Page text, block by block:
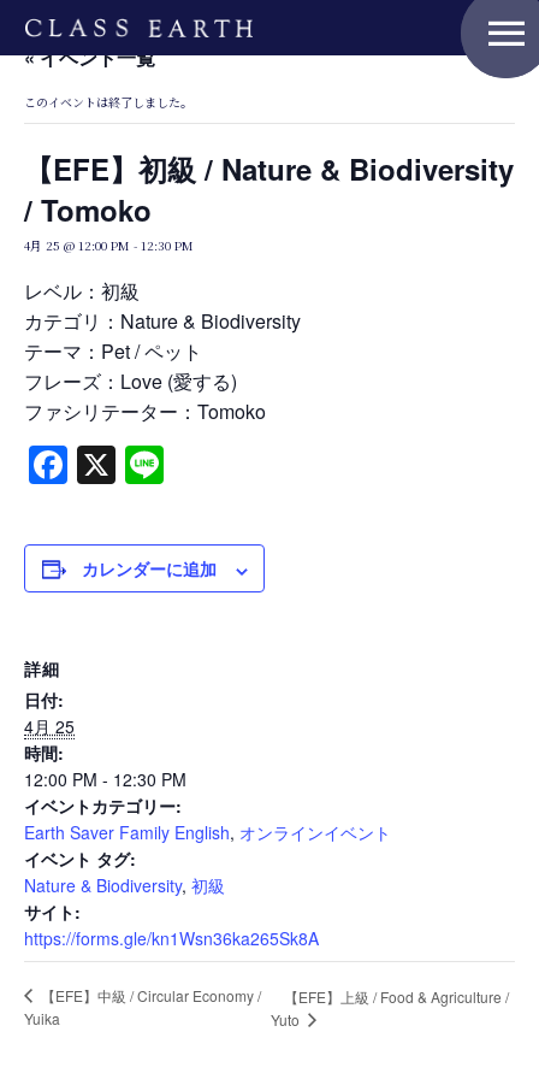
menu
Home
Nature Positive Members
Uniform Project
Art Project
Product Planning
Events
Journal
Interview
Online Shop
« イベント一覧
このイベントは終了しました。
【EFE】初級 / Nature & Biodiversity
/ Tomoko
4月 25 @ 12:00 PM - 12:30 PM
レベル：初級
カテゴリ：Nature & Biodiversity
テーマ：Pet / ペット
フレーズ：Love (愛する)
ファシリテーター：Tomoko
Facebook
X
カレンダーに追加
詳細
日付:
4月 25
時間:
12:00 PM - 12:30 PM
イベントカテゴリー:
Earth Saver Family English, オンラインイベント
イベント タグ:
Nature & Biodiversity, 初級
サイト:
https://forms.gle/kn1Wsn36ka265Sk8A
【EFE】中級 / Circular Economy /
Yuika
【EFE】上級 / Food & Agriculture /
Yuto